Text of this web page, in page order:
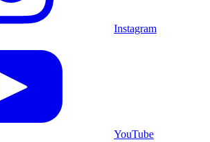
Instagram
YouTube